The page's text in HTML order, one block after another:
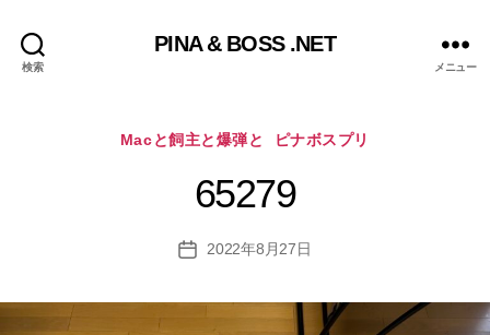
検索
PINA & BOSS .NET
メニュー
カ
ゴ
リ
Macと飼主と爆弾と ピナボスプリ
65279
投
2022年8月27日